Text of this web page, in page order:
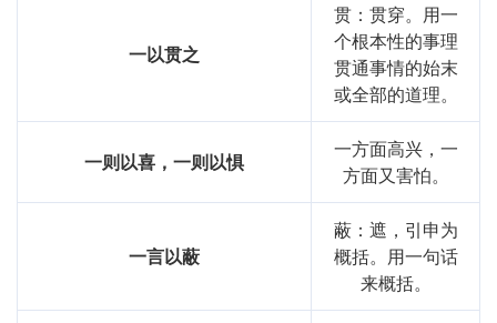
一以贯之
贯：贯穿。用一
个根本性的事理
贯通事情的始末
或全部的道理。
一则以喜，一则以惧
一方面高兴，一
方面又害怕。
一言以蔽
蔽：遮，引申为
概括。用一句话
来概括。